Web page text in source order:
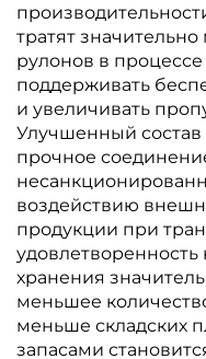
тратят
рулонов в процессе
поддерживать
и увеличивать
Улучшенный состав
прочное
воздействию
продукции при
хранения
меньшее
меньше складских
запасами